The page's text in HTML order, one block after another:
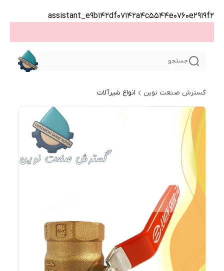
assistant_e9b142df07142a4c5544e0760e2919f2
جستجو
گسترش صنعت نوین انواع شیرآلات